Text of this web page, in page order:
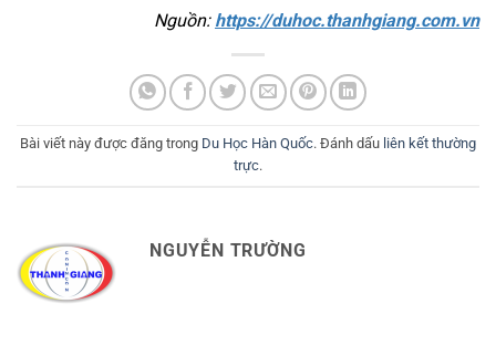
Nguồn: https://duhoc.thanhgiang.com.vn
Bài viết này được đăng trong Du Học Hàn Quốc. Đánh dấu liên kết thường
trực.
NGUYỄN TRƯỜNG